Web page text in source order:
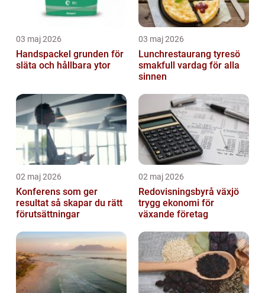
03 maj 2026
Handspackel grunden för
släta och hållbara ytor
03 maj 2026
Lunchrestaurang tyresö
smakfull vardag för alla
sinnen
02 maj 2026
Konferens som ger
resultat så skapar du rätt
förutsättningar
02 maj 2026
Redovisningsbyrå växjö
trygg ekonomi för
växande företag